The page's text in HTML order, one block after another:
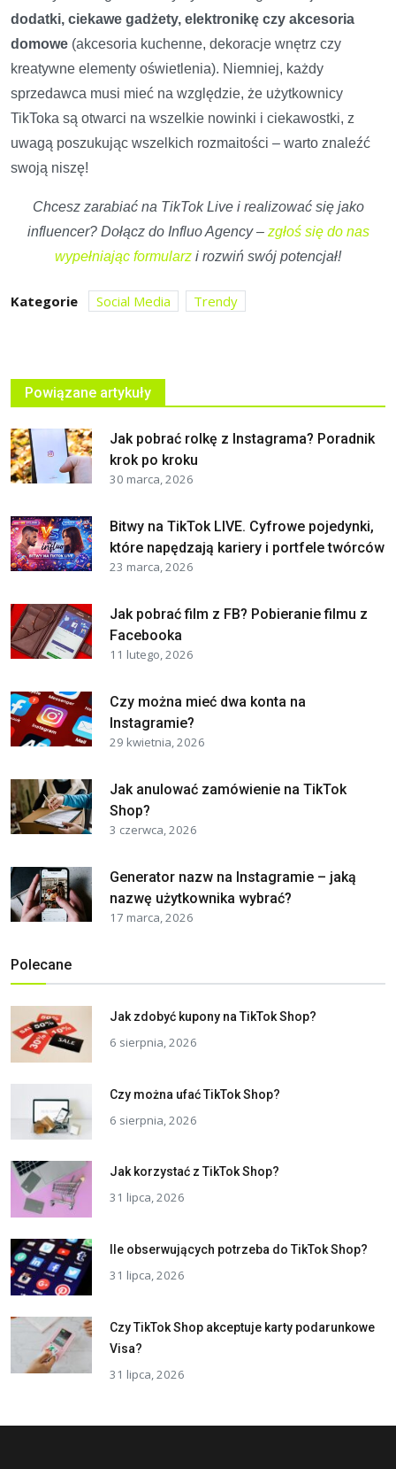
dodatki, ciekawe gadżety, elektronikę czy akcesoria
domowe (akcesoria kuchenne, dekoracje wnętrz czy
kreatywne elementy oświetlenia). Niemniej, każdy
sprzedawca musi mieć na względzie, że użytkownicy
TikToka są otwarci na wszelkie nowinki i ciekawostki, z
uwagą poszukując wszelkich rozmaitości – warto znaleźć
swoją niszę!
Chcesz zarabiać na TikTok Live i realizować się jako
influencer? Dołącz do Influo Agency – zgłoś się do nas
wypełniając formularz i rozwiń swój potencjał!
Kategorie Social Media Trendy
Powiązane artykuły
Jak pobrać rolkę z Instagrama? Poradnik
krok po kroku
30 marca, 2026
Bitwy na TikTok LIVE. Cyfrowe pojedynki,
które napędzają kariery i portfele twórców
23 marca, 2026
Jak pobrać film z FB? Pobieranie filmu z
Facebooka
11 lutego, 2026
Czy można mieć dwa konta na
Instagramie?
29 kwietnia, 2026
Jak anulować zamówienie na TikTok
Shop?
3 czerwca, 2026
Generator nazw na Instagramie – jaką
nazwę użytkownika wybrać?
17 marca, 2026
Polecane
Jak zdobyć kupony na TikTok Shop?
6 sierpnia, 2026
Czy można ufać TikTok Shop?
6 sierpnia, 2026
Jak korzystać z TikTok Shop?
31 lipca, 2026
Ile obserwujących potrzeba do TikTok Shop?
31 lipca, 2026
Czy TikTok Shop akceptuje karty podarunkowe
Visa?
31 lipca, 2026